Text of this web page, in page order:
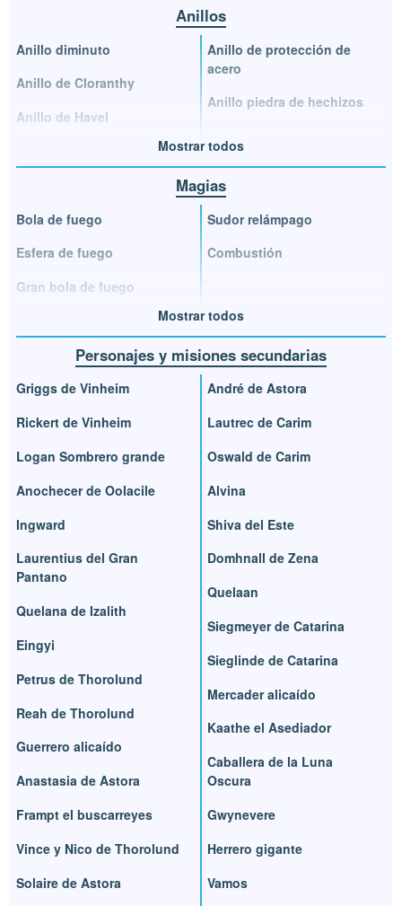
Anillos
Anillo diminuto
Anillo de Cloranthy
Anillo de Havel
Anillo de protección de
acero
Anillo piedra de hechizos
Mostrar todos
Magias
Bola de fuego
Esfera de fuego
Gran bola de fuego
Sudor relámpago
Combustión
Mostrar todos
Personajes y misiones secundarias
Griggs de Vinheim
Rickert de Vinheim
Logan Sombrero grande
Anochecer de Oolacile
Ingward
Laurentius del Gran
Pantano
Quelana de Izalith
Eingyi
Petrus de Thorolund
Reah de Thorolund
Guerrero alicaído
Anastasia de Astora
Frampt el buscarreyes
Vince y Nico de Thorolund
Solaire de Astora
André de Astora
Lautrec de Carim
Oswald de Carim
Alvina
Shiva del Este
Domhnall de Zena
Quelaan
Siegmeyer de Catarina
Sieglinde de Catarina
Mercader alicaído
Kaathe el Asediador
Caballera de la Luna
Oscura
Gwynevere
Herrero gigante
Vamos